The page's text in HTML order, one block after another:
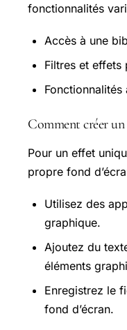
fonctionnalités
Accès à une
Filtres et effets
Comment créer un
Pour un effet
propre fond
Utilisez des
graphique.
Ajoutez du
éléments
Enregistrez le
fond d’écran.